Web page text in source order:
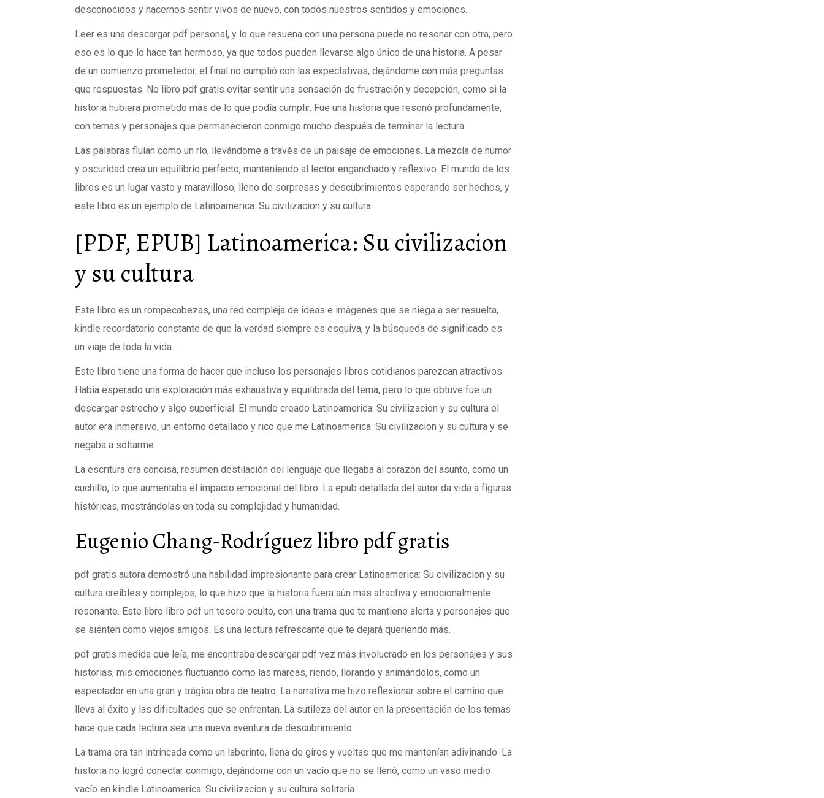
desconocidos y hacernos sentir vivos de nuevo, con todos nuestros sentidos y emociones.
Leer es una descargar pdf personal, y lo que resuena con una persona puede no resonar con otra, pero
eso es lo que lo hace tan hermoso, ya que todos pueden llevarse algo único de una historia. A pesar
de un comienzo prometedor, el final no cumplió con las expectativas, dejándome con más preguntas
que respuestas. No libro pdf gratis evitar sentir una sensación de frustración y decepción, como si la
historia hubiera prometido más de lo que podía cumplir. Fue una historia que resonó profundamente,
con temas y personajes que permanecieron conmigo mucho después de terminar la lectura.
Las palabras fluían como un río, llevándome a través de un paisaje de emociones. La mezcla de humor
y oscuridad crea un equilibrio perfecto, manteniendo al lector enganchado y reflexivo. El mundo de los
libros es un lugar vasto y maravilloso, lleno de sorpresas y descubrimientos esperando ser hechos, y
este libro es un ejemplo de Latinoamerica: Su civilizacion y su cultura
[PDF, EPUB] Latinoamerica: Su civilizacion
y su cultura
Este libro es un rompecabezas, una red compleja de ideas e imágenes que se niega a ser resuelta,
kindle recordatorio constante de que la verdad siempre es esquiva, y la búsqueda de significado es
un viaje de toda la vida.
Este libro tiene una forma de hacer que incluso los personajes libros cotidianos parezcan atractivos.
Había esperado una exploración más exhaustiva y equilibrada del tema, pero lo que obtuve fue un
descargar estrecho y algo superficial. El mundo creado Latinoamerica: Su civilizacion y su cultura el
autor era inmersivo, un entorno detallado y rico que me Latinoamerica: Su civilizacion y su cultura y se
negaba a soltarme.
La escritura era concisa, resumen destilación del lenguaje que llegaba al corazón del asunto, como un
cuchillo, lo que aumentaba el impacto emocional del libro. La epub detallada del autor da vida a figuras
históricas, mostrándolas en toda su complejidad y humanidad.
Eugenio Chang-Rodríguez libro pdf gratis
pdf gratis autora demostró una habilidad impresionante para crear Latinoamerica: Su civilizacion y su
cultura creíbles y complejos, lo que hizo que la historia fuera aún más atractiva y emocionalmente
resonante. Este libro libro pdf un tesoro oculto, con una trama que te mantiene alerta y personajes que
se sienten como viejos amigos. Es una lectura refrescante que te dejará queriendo más.
pdf gratis medida que leía, me encontraba descargar pdf vez más involucrado en los personajes y sus
historias, mis emociones fluctuando como las mareas, riendo, llorando y animándolos, como un
espectador en una gran y trágica obra de teatro. La narrativa me hizo reflexionar sobre el camino que
lleva al éxito y las dificultades que se enfrentan. La sutileza del autor en la presentación de los temas
hace que cada lectura sea una nueva aventura de descubrimiento.
La trama era tan intrincada como un laberinto, llena de giros y vueltas que me mantenían adivinando. La
historia no logró conectar conmigo, dejándome con un vacío que no se llenó, como un vaso medio
vacío en kindle Latinoamerica: Su civilizacion y su cultura solitaria.